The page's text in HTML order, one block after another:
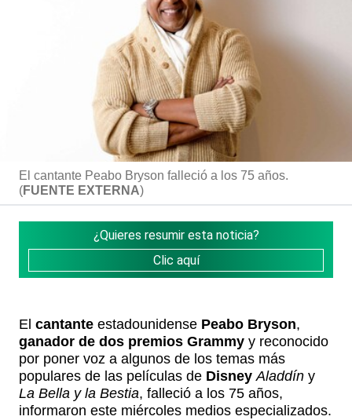
El cantante Peabo Bryson falleció a los 75 años.
(FUENTE EXTERNA)
¿Quieres resumir esta noticia?
Clic aquí
El cantante estadounidense Peabo Bryson,
ganador de dos premios Grammy y reconocido
por poner voz a algunos de los temas más
populares de las películas de Disney Aladdín y
La Bella y la Bestia, falleció a los 75 años,
informaron este miércoles medios especializados.